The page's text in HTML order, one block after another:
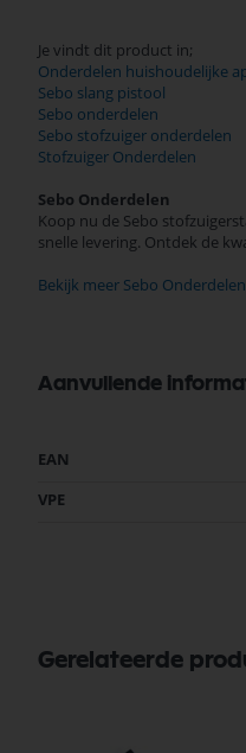
Je vindt dit product in;
Onderdelen huishoudelijke
Sebo slang pistool
Sebo onderdelen
Sebo stofzuiger onderdelen
Stofzuiger Onderdelen
Sebo Onderdelen
Koop nu de Sebo
snelle levering. Ontdek de
Bekijk meer Sebo Onderdelen
Aanvullende
Meer
EAN
VPE
Gerelateerde